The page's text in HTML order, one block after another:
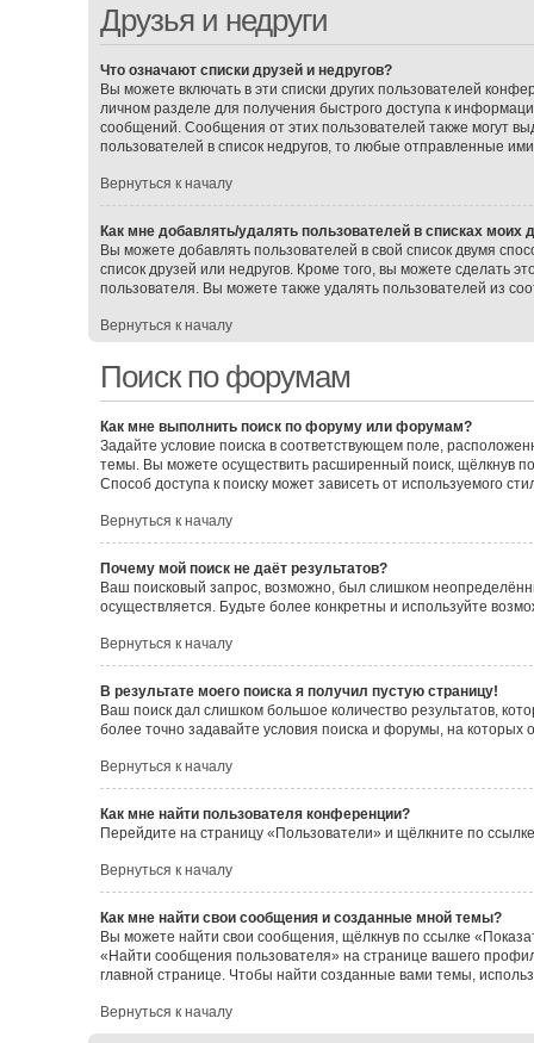
Друзья и недруги
Что означают списки друзей и недругов?
Вы можете включать в эти списки других пользователей
личном разделе для получения быстрого доступа к
сообщений. Сообщения от этих пользователей также могут
пользователей в список недругов, то любые отправленные
Вернуться к началу
Как мне добавлять/удалять пользователей в списках моих
Вы можете добавлять пользователей в свой список двумя
список друзей или недругов. Кроме того, вы можете сделать
пользователя. Вы можете также удалять пользователей из
Вернуться к началу
Поиск по форумам
Как мне выполнить поиск по форуму или форумам?
Задайте условие поиска в соответствующем поле,
темы. Вы можете осуществить расширенный поиск, щёлкнув
Способ доступа к поиску может зависеть от используемого
Вернуться к началу
Почему мой поиск не даёт результатов?
Ваш поисковый запрос, возможно, был слишком
осуществляется. Будьте более конкретны и используйте
Вернуться к началу
В результате моего поиска я получил пустую страницу!
Ваш поиск дал слишком большое количество результатов,
более точно задавайте условия поиска и форумы, на которых
Вернуться к началу
Как мне найти пользователя конференции?
Перейдите на страницу «Пользователи» и щёлкните по
Вернуться к началу
Как мне найти свои сообщения и созданные мной темы?
Вы можете найти свои сообщения, щёлкнув по ссылке
«Найти сообщения пользователя» на странице вашего
главной странице. Чтобы найти созданные вами темы,
Вернуться к началу